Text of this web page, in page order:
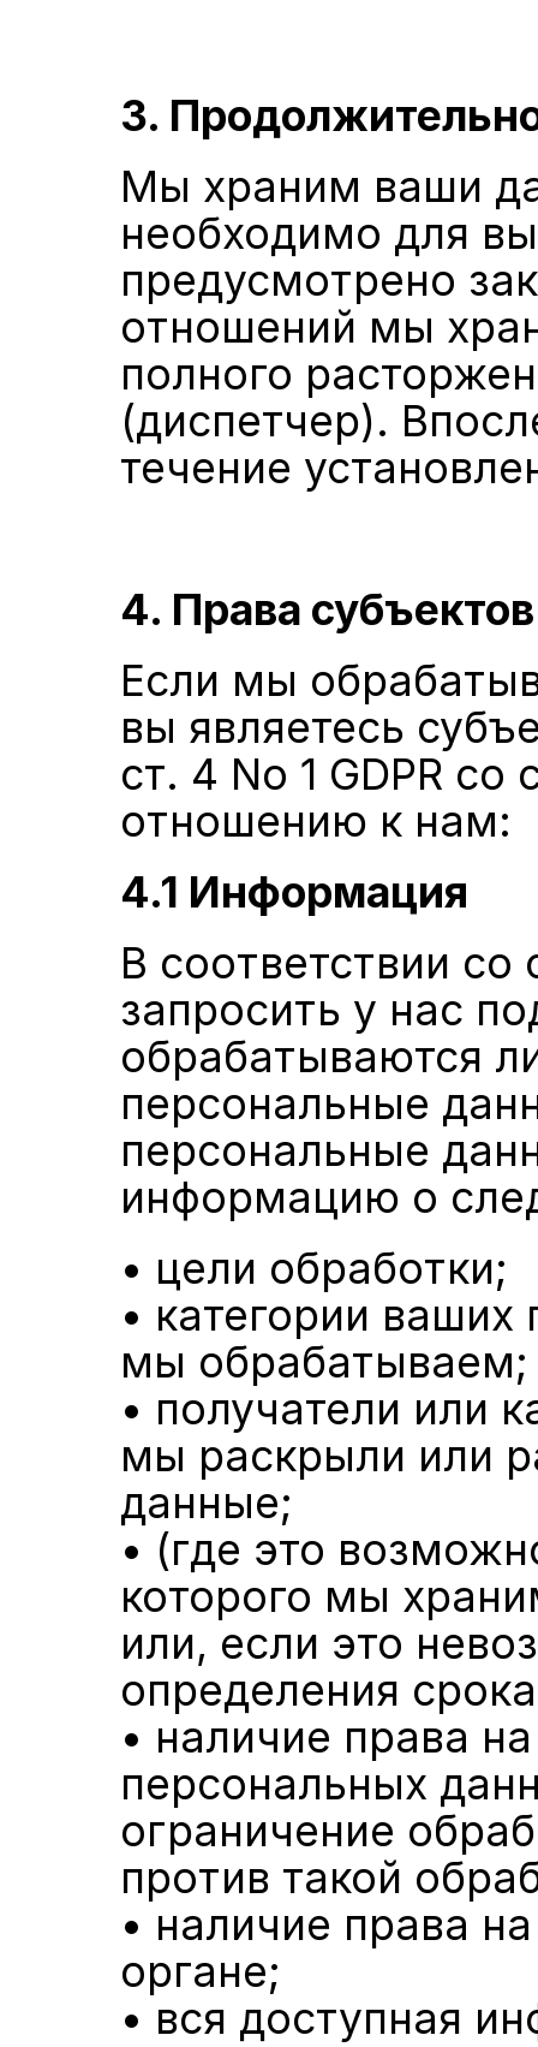
3.
Мы храним ваши
необходимо для
предусмотрено
отношений мы
полного
(диспетчер).
течение
4. Права
Если мы
вы являетесь
ст. 4 No 1 GDPR
отношению к нам:
4.1 Информация
В соответствии со
запросить у нас
обрабатываются
персональные
персональные
информацию о
• цели обработки;
• категории
мы обрабатываем;
• получатели или
мы раскрыли или
данные;
• (где это
которого мы
или, если это
определения
• наличие права
персональных
ограничение
против такой
• наличие права
органе;
• вся доступная